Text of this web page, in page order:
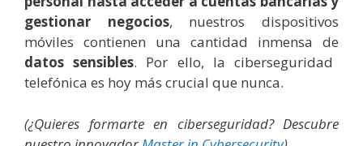
gestionar negocios, nuestros dispositivos
móviles contienen una cantidad inmensa de
datos sensibles. Por ello, la ciberseguridad
telefónica es hoy más crucial que nunca.
(¿Quieres formarte en ciberseguridad? Descubre